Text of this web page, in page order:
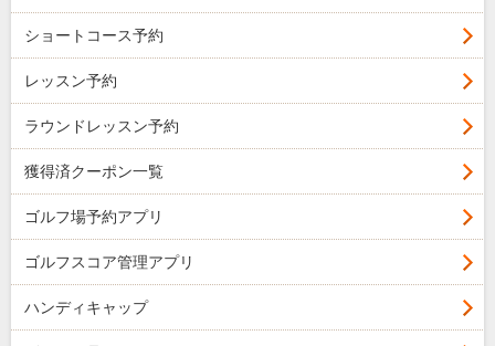
ショートコース予約
レッスン予約
ラウンドレッスン予約
獲得済クーポン一覧
ゴルフ場予約アプリ
ゴルフスコア管理アプリ
ハンディキャップ